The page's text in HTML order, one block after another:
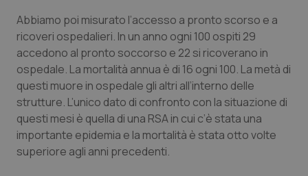
Marche
Molise
Piemonte
Provincia Autonoma di Bolzano
Provincia Autonoma di Trento
Donna & Salute
Epatiti
HIV
Infezioni & Febbre
Ipertensione & Scompenso
Abbiamo poi misurato l’accesso a pronto scorso e a
ricoveri ospedalieri. In un anno ogni 100 ospiti 29
accedono al pronto soccorso e 22 si ricoverano in
ospedale. La mortalità annua è di 16 ogni 100. La metà di
questi muore in ospedale gli altri all’interno delle
strutture. L’unico dato di confronto con la situazione di
questi mesi è quella di una RSA in cui c’è stata una
importante epidemia e la mortalità è stata otto volte
superiore agli anni precedenti.